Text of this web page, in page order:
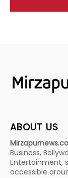
ABOUT US
Business,
Entertainment,
accessible